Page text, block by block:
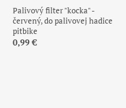
Palivový filter "kocka" -
červený, do palivovej hadice
pitbike
0,99 €